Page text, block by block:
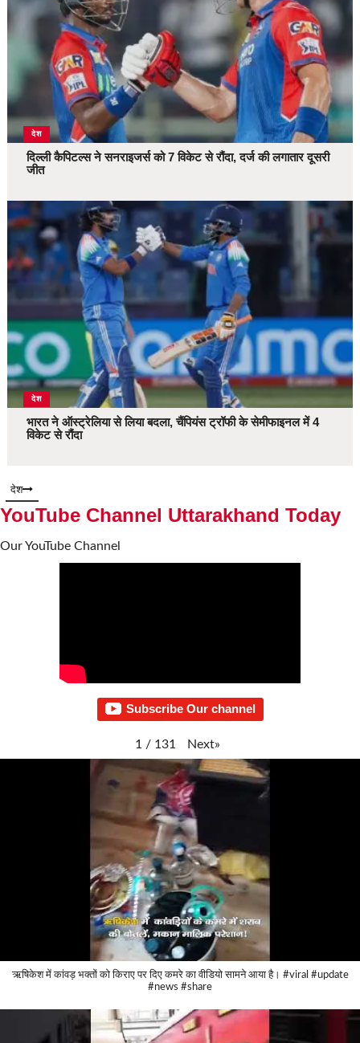
देश
दिल्ली कैपिटल्स ने सनराइजर्स को 7 विकेट से रौंदा, दर्ज की लगातार दूसरी
जीत
देश
भारत ने ऑस्ट्रेलिया से लिया बदला, चैंपियंस ट्रॉफी के सेमीफाइनल में 4
विकेट से रौंदा
देश
YouTube Channel Uttarakhand Today
Our YouTube Channel
Subscribe Our channel
1 / 131 Next»
ऋषिकेश में कांवड़ भक्तों को किराए पर दिए कमरे का वीडियो सामने आया है। #viral #update
#news #share